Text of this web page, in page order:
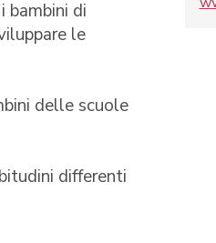
bambini di
le
delle scuole
differenti